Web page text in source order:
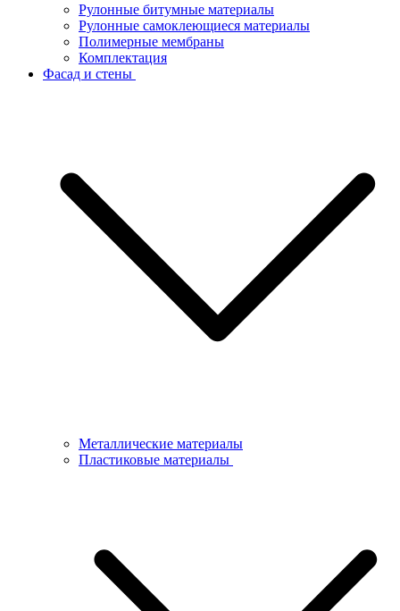
Рулонные битумные материалы
Рулонные самоклеющиеся материалы
Полимерные мембраны
Комплектация
Фасад и стены
Металлические материалы
Пластиковые материалы